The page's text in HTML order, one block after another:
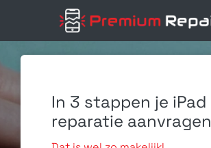
inhoud
Home
ReparatiesIn 3 stappen je iPad
reparatie aanvragen